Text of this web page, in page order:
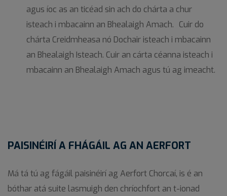
agus íoc as an ticéad sin ach do chárta a chur
isteach i mbacainn an Bhealaigh Amach. Cuir do
chárta Creidmheasa nó Dochair isteach i mbacainn
an Bhealaigh Isteach. Cuir an cárta céanna isteach i
mbacainn an Bhealaigh Amach agus tú ag imeacht.
PAISINÉIRÍ A FHÁGÁIL AG AN AERFORT
Má tá tú ag fágáil paisinéirí ag Aerfort Chorcaí, is é an
bóthar atá suite lasmuigh den chríochfort an t-ionad